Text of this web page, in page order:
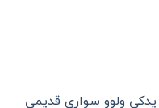
یدکی ولوو سواری قدیمی